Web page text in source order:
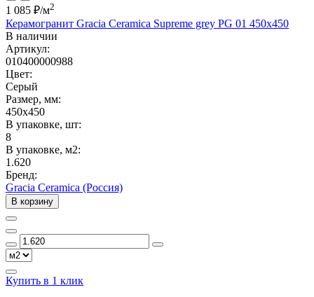
1 085 ₽/м2
Керамогранит Gracia Ceramica Supreme grey PG 01 450х450
В наличии
Артикул:
010400000988
Цвет:
Серый
Размер, мм:
450x450
В упаковке, шт:
8
В упаковке, м2:
1.620
Бренд:
Gracia Ceramica (Россия)
В корзину
Купить в 1 клик